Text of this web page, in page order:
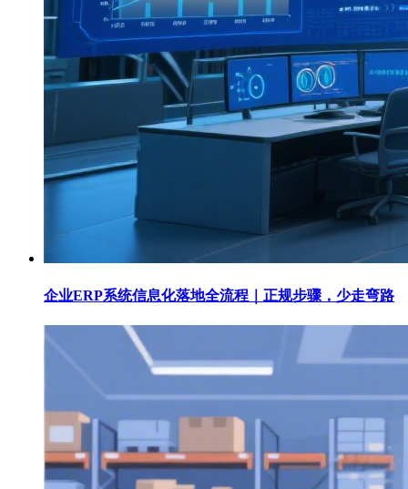
企业ERP系统信息化落地全流程｜正规步骤，少走弯路